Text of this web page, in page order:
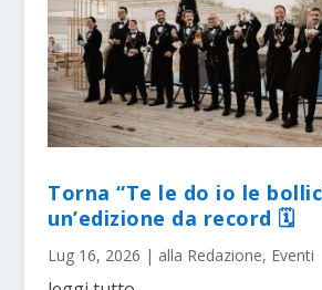
Torna “Te le do io le
un’edizione da record 🗓
Lug 16, 2026 | alla Redazione, Eventi